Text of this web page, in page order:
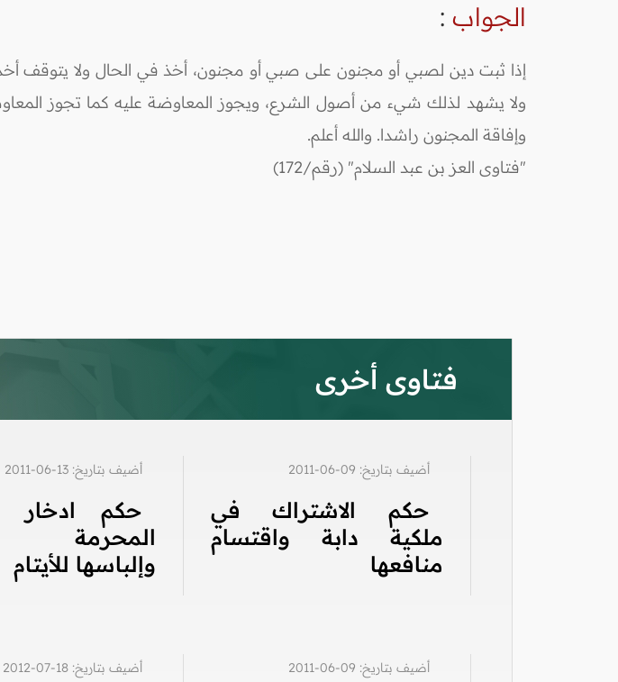
الجواب :
إذا ثبت دين لصبي أو مجنون على صبي أو مجنون، أخذ في الحال ولا يتوقف
ولا يشهد لذلك شيء من أصول الشرع، ويجوز المعاوضة عليه كما تجوز
وإفاقة المجنون راشدا. والله أعلم.
"فتاوى العز بن عبد السلام" (رقم/172)
فتاوى أخرى
أضيف بتاريخ: 09-06-2011
حكم الاشتراك في
ملكية دابة واقتسام
منافعها
أضيف بتاريخ: 13-06-2011
حكم ادخار
المحرمة
وإلباسها للأيتام
أضيف بتاريخ: 09-06-2011 أضيف بتاريخ: 18-07-2012